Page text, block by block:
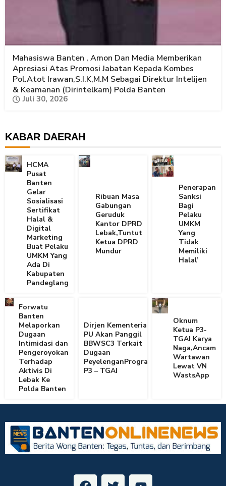
Mahasiswa Banten , Amon Dan Media Memberikan
Apresiasi Atas Promosi Jabatan Kepada Kombes
Pol.Atot Irawan,S.I.K,M.M Sebagai Direktur Intelijen
& Keamanan (Dirintelkam) Polda Banten
Juli 30, 2026
KABAR DAERAH
HCMA
Pusat
Banten
Gelar
Sosialisasi
Sertifikat
Halal &
Digital
Marketing
Buat Pelaku
UMKM Yang
Ada Di
Kabupaten
Pandeglang
Ribuan Masa
Gabungan
Geruduk
Kantor DPRD
Lebak,Tuntut
Ketua DPRD
Mundur
Penerapan
Sanksi
Bagi
Pelaku
UMKM
Yang
Tidak
Memiliki
Halal’
Forwatu
Banten
Melaporkan
Dugaan
Intimidasi dan
Pengeroyokan
Terhadap
Aktivis Di
Lebak Ke
Polda Banten
Dirjen Kementerian
PU Akan Panggil
BBWSC3 Terkait
Dugaan
PeyelenganProgram
P3 – TGAI
Oknum
Ketua P3-
TGAI Karya
Naga,Ancam
Wartawan
Lewat VN
WastsApp